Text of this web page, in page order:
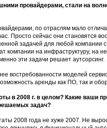
провайдерами, стали на
по отраслям мало
Просто сейчас они становятся
задачей для любой компании
компании на инфраструктуру, на
эти задачи решает аутсорсинг.
востребованности моделей
аренды как ПО, так и
в 2008 г. в целом? Какие ваши
задач?
2008 года не хуже 2007. Не